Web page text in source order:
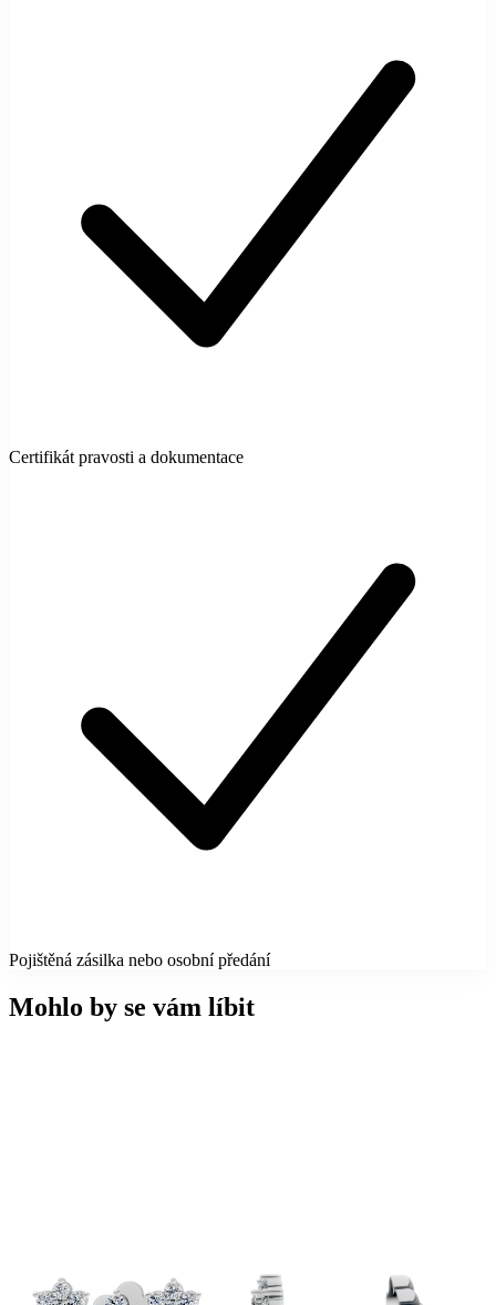
Certifikát pravosti a dokumentace
Pojištěná zásilka nebo osobní předání
Mohlo by se vám líbit